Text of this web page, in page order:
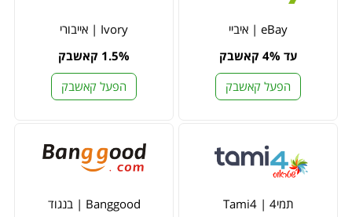
eBay | איביי
עד 4% קאשבק
הפעל קאשבק
Ivory | אייבורי
1.5% קאשבק
הפעל קאשבק
תמי4 | Tami4
Banggood | בנגוד